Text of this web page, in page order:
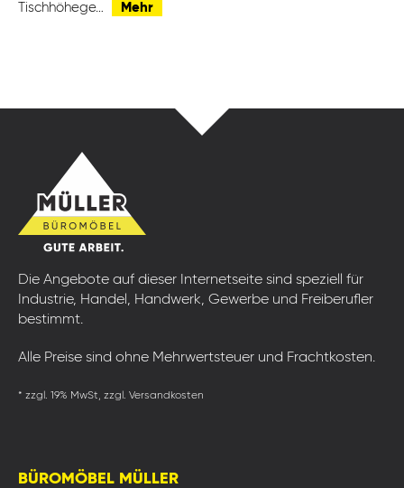
Tischhöhege…
Mehr
Die Angebote auf dieser Internetseite sind speziell für
Industrie, Handel, Handwerk, Gewerbe und Freiberufler
bestimmt.
Alle Preise sind ohne Mehrwertsteuer und Frachtkosten.
* zzgl. 19% MwSt, zzgl. Versandkosten
BÜROMÖBEL MÜLLER